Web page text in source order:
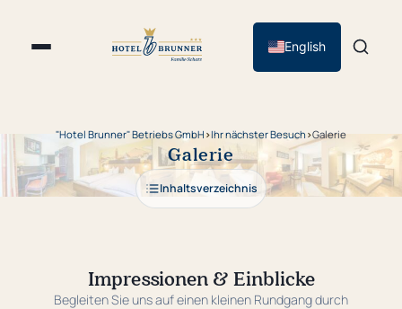
English
"Hotel Brunner" Betriebs GmbH ›Ihr nächster Besuch ›Galerie
Galerie
Inhaltsverzeichnis
Impressionen & Einblicke
Begleiten Sie uns auf einen kleinen Rundgang durch
Bilder angezeigt.